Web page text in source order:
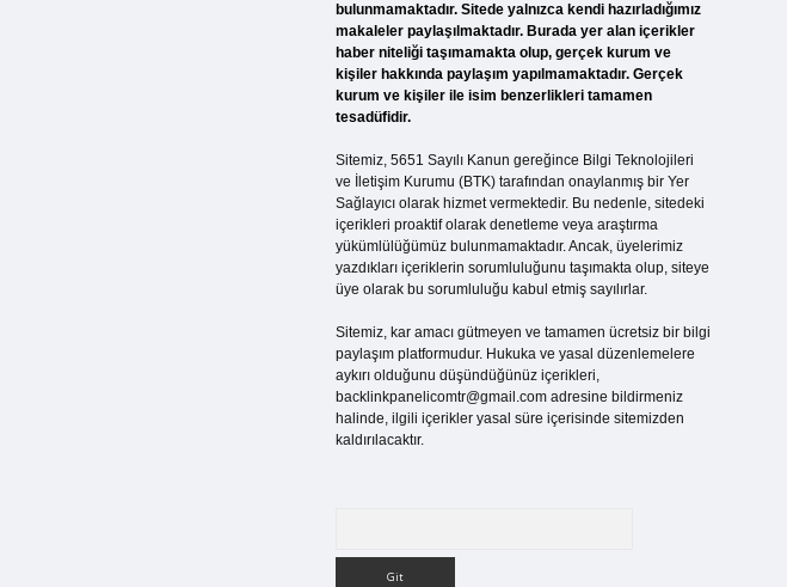
bulunmamaktadır. Sitede yalnızca kendi hazırladığımız
makaleler paylaşılmaktadır. Burada yer alan içerikler
haber niteliği taşımamakta olup, gerçek kurum ve
kişiler hakkında paylaşım yapılmamaktadır. Gerçek
kurum ve kişiler ile isim benzerlikleri tamamen
tesadüfidir.
Sitemiz, 5651 Sayılı Kanun gereğince Bilgi Teknolojileri
ve İletişim Kurumu (BTK) tarafından onaylanmış bir Yer
Sağlayıcı olarak hizmet vermektedir. Bu nedenle, sitedeki
içerikleri proaktif olarak denetleme veya araştırma
yükümlülüğümüz bulunmamaktadır. Ancak, üyelerimiz
yazdıkları içeriklerin sorumluluğunu taşımakta olup, siteye
üye olarak bu sorumluluğu kabul etmiş sayılırlar.
Sitemiz, kar amacı gütmeyen ve tamamen ücretsiz bir bilgi
paylaşım platformudur. Hukuka ve yasal düzenlemelere
aykırı olduğunu düşündüğünüz içerikleri,
backlinkpanelicomtr@gmail.comadresine bildirmeniz
halinde, ilgili içerikler yasal süre içerisinde sitemizden
kaldırılacaktır.